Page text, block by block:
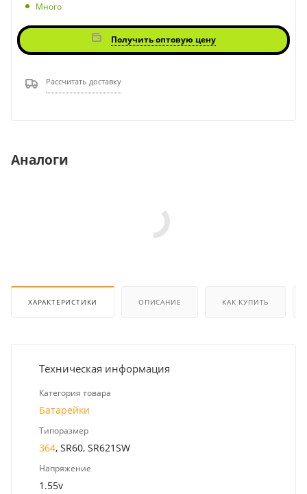
Много
Получить оптовую цену
Рассчитать доставку
Аналоги
ХАРАКТЕРИСТИКИ ОПИСАНИЕ КАК КУПИТЬ
Техническая информация
Категория товара
Батарейки
Типоразмер
364, SR60, SR621SW
Напряжение
1.55v